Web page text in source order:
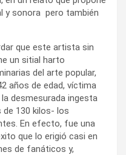
y sonora pero también
que este artista sin
un sitial harto
del arte popular,
años de edad, víctima
desmesurada ingesta
130 kilos- los
En efecto, fue una
que lo erigió casi en
de fanáticos y,